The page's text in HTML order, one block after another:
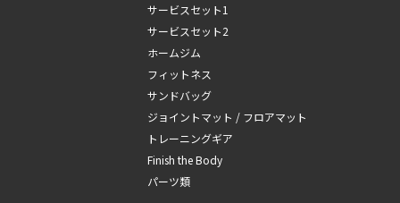
サービスセット1
サービスセット2
ホームジム
フィットネス
サンドバッグ
ジョイントマット / フロアマット
トレーニングギア
Finish the Body
パーツ類